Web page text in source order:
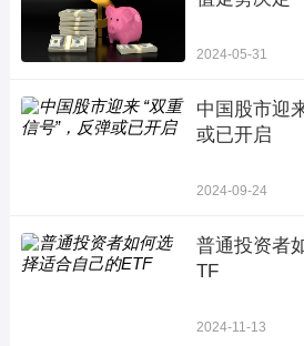
2024-05-31
中国股市迎
或已开启
2024-09-24
普通投资者
TF
2024-11-13